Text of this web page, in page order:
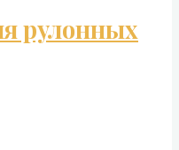
рулонных